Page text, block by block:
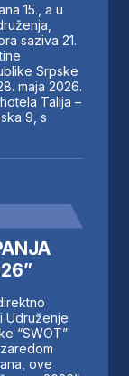
15., a u
saziva 21.
Srpske
maja 2026.
Talija –
9, s
Udruženje
“SWOT”
ove